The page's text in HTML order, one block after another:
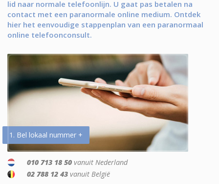
lid naar normale telefoonlijn. U gaat pas betalen na
contact met een paranormale online medium. Ontdek
hier het eenvoudige stappenplan van een paranormaal
online telefoonconsult.
1. Bel lokaal nummer +
010 713 18 50 vanuit Nederland
02 788 12 43 vanuit België